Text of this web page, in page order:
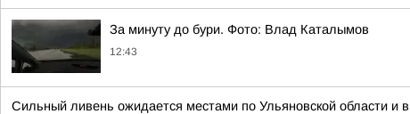
За минуту до бури. Фото: Влад Каталымов
12:43
Сильный ливень ожидается местами по Ульяновской области и